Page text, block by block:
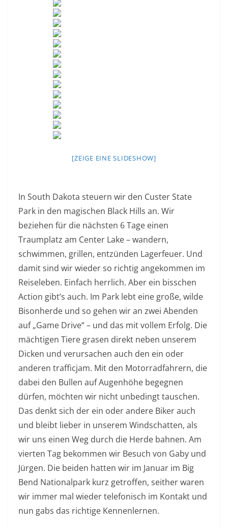
[ZEIGE EINE SLIDESHOW]
In South Dakota steuern wir den Custer State
Park in den magischen Black Hills an. Wir
beziehen für die nächsten 6 Tage einen
Traumplatz am Center Lake – wandern,
schwimmen, grillen, entzünden Lagerfeuer. Und
damit sind wir wieder so richtig angekommen im
Reiseleben. Einfach herrlich. Aber ein bisschen
Action gibt’s auch. Im Park lebt eine große, wilde
Bisonherde und so gehen wir an zwei Abenden
auf „Game Drive“ – und das mit vollem Erfolg. Die
mächtigen Tiere grasen direkt neben unserem
Dicken und verursachen auch den ein oder
anderen trafficjam. Mit den Motorradfahrern, die
dabei den Bullen auf Augenhöhe begegnen
dürfen, möchten wir nicht unbedingt tauschen.
Das denkt sich der ein oder andere Biker auch
und bleibt lieber in unserem Windschatten, als
wir uns einen Weg durch die Herde bahnen. Am
vierten Tag bekommen wir Besuch von Gaby und
Jürgen. Die beiden hatten wir im Januar im Big
Bend Nationalpark kurz getroffen, seither waren
wir immer mal wieder telefonisch im Kontakt und
nun gabs das richtige Kennenlernen.